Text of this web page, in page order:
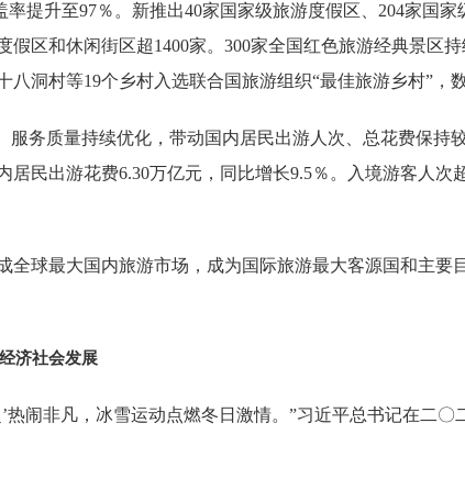
率提升至97％。新推出40家国家级旅游度假区、204家国
假区和休闲街区超1400家。300家全国红色旅游经典景区
八洞村等19个乡村入选联合国旅游组织“最佳旅游乡村”，
服务质量持续优化，带动国内居民出游人次、总花费保持
居民出游花费6.30万亿元，同比增长9.5％。入境游客人次
全球最大国内旅游市场，成为国际旅游最大客源国和主要
济社会发展
’热闹非凡，冰雪运动点燃冬日激情。”习近平总书记在二